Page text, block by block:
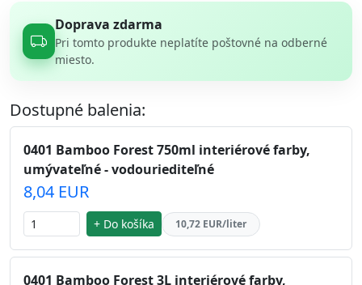
Doprava zdarma
Pri tomto produkte neplatíte poštovné na odberné
miesto.
Dostupné balenia:
0401 Bamboo Forest 750ml interiérové farby,
umývateľné - vodouriediteľné
8,04 EUR
+ Do košíka 10,72 EUR/liter
0401 Bamboo Forest 3L interiérové farby,